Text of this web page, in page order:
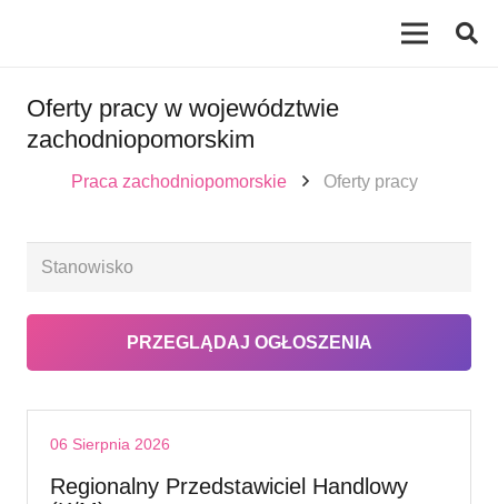
Oferty pracy w województwie
zachodniopomorskim
Praca zachodniopomorskie Oferty pracy
06 Sierpnia 2026
Regionalny Przedstawiciel Handlowy